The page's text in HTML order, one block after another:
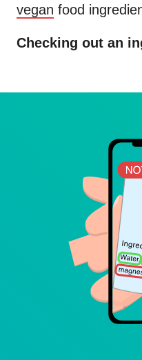
vegan food
Checking out an